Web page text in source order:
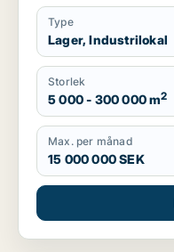
Type
Lager, Industrilokal
Storlek
5 000 - 300 000 m2
Max. per månad
15 000 000 SEK